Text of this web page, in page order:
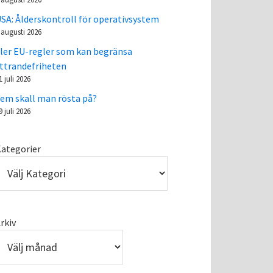
Ålderskontroll för operativsystem
2026
EU-regler som kan begränsa
juli 2026
skall man rösta på?
juli 2026